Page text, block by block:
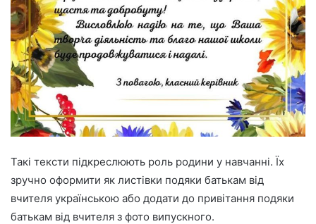
Такі тексти підкреслюють роль родини у навчанні. Їх
зручно оформити як листівки подяки батькам від
вчителя українською або додати до привітання подяки
батькам від вчителя з фото випускного.